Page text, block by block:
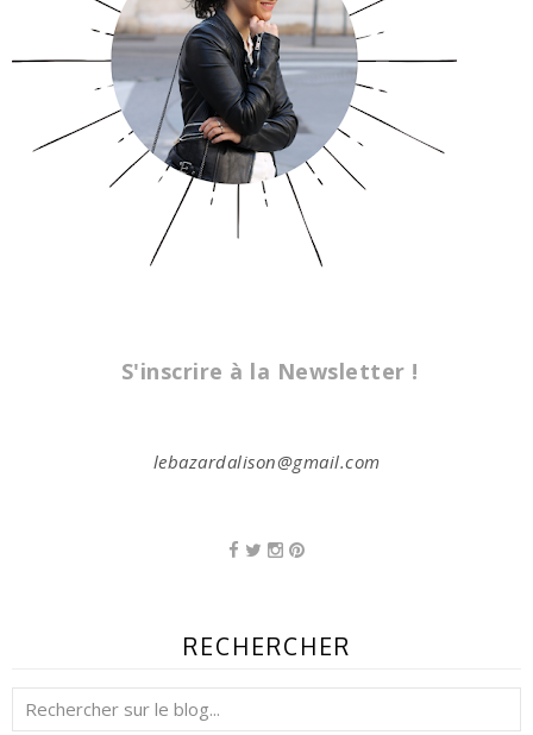
S'inscrire à la Newsletter !
lebazardalison@gmail.com
RECHERCHER